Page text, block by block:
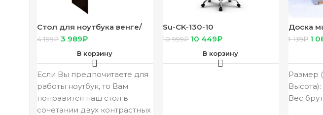
Стол для ноутбука венге/
лоредо
4 199₽ 3 989₽
В корзину
Если Вы предпочитаете для
работы ноутбук, то Вам
понравится наш стол в
сочетании двух контрастных
Su-CK-130-10
(Черный)+Основание Ch
10 999₽ 10 449₽
В корзину
Доска
1 139₽ 1
Размер
Высота):
Вес